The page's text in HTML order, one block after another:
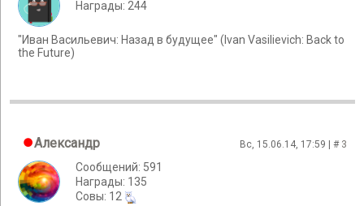
Награды: 244
"Иван Васильевич: Назад в будущее" (Ivan Vasilievich: Back to
the Future)
Александр Вс, 15.06.14, 17:59 | # 3
Сообщений: 591
Награды: 135
Cовы: 12